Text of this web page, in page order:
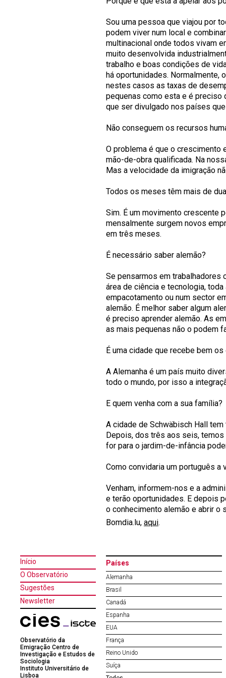
Sou uma pessoa que viajou por
podem viver num local e
multinacional onde todos vivam
muito desenvolvida
trabalho e boas condições de
há oportunidades. Normalmente,
nestes casos as taxas de
pequenas como esta e é
que ser divulgado nos países
Não conseguem os recursos
O problema é que o crescimento
mão-de-obra qualificada. Na
Mas a velocidade da imigração
Todos os meses têm mais de
Sim. É um movimento crescente
mensalmente surgem novos
em três meses.
É necessário saber alemão?
Se pensarmos em trabalhadores
área de ciência e tecnologia,
empacotamento ou num sector
alemão. É melhor saber algum
é preciso aprender alemão. As
as mais pequenas não o podem
É uma cidade que recebe bem
A Alemanha é um país muito
todo o mundo, por isso a
E quem venha com a sua família?
A cidade de Schwäbisch Hall
Depois, dos três aos seis, temos
for para o jardim-de-infância
Como convidaria um português a
Venham, informem-nos e a
e terão oportunidades. E depois
o conhecimento alemão e abrir
Bomdia.lu, aqui.
Início
O Observatório
Sugestões
Newsletter
Observatório da
Emigração Centro de
Investigação e Estudos de
Sociologia
Instituto Universitário de
Lisboa
Países
Alemanha
Brasil
Canadá
Espanha
EUA
França
Reino Unido
Suíça